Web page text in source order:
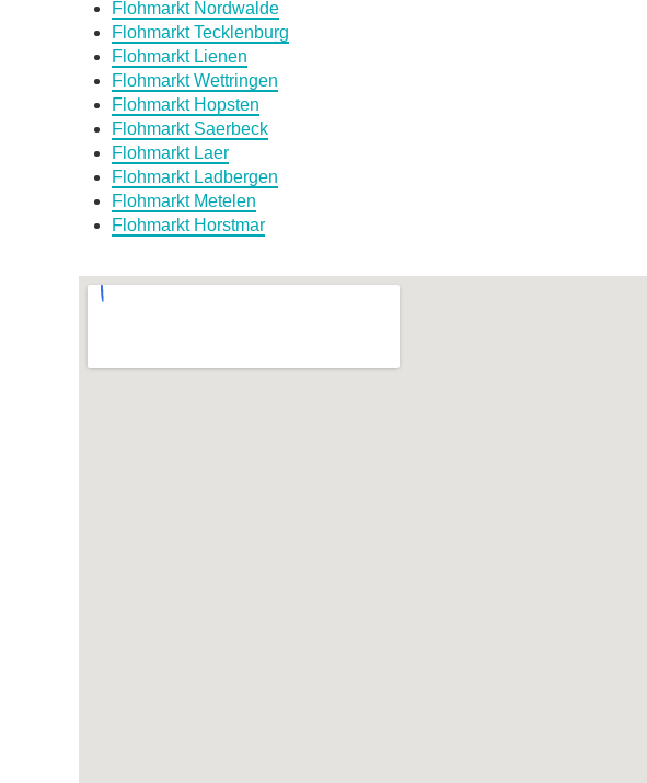
Flohmarkt Nordwalde
Flohmarkt Tecklenburg
Flohmarkt Lienen
Flohmarkt Wettringen
Flohmarkt Hopsten
Flohmarkt Saerbeck
Flohmarkt Laer
Flohmarkt Ladbergen
Flohmarkt Metelen
Flohmarkt Horstmar